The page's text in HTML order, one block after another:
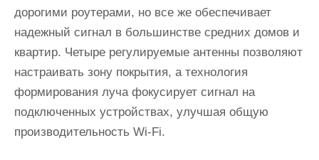
дорогими роутерами, но все же обеспечивает
надежный сигнал в большинстве средних домов и
квартир. Четыре регулируемые антенны позволяют
настраивать зону покрытия, а технология
формирования луча фокусирует сигнал на
подключенных устройствах, улучшая общую
производительность Wi-Fi.